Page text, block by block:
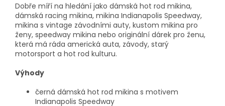
Dobře míří na hledání jako dámská hot rod mikina,
dámská racing mikina, mikina Indianapolis Speedway,
mikina s vintage závodními auty, kustom mikina pro
ženy, speedway mikina nebo originální dárek pro ženu,
která má ráda americká auta, závody, starý
motorsport a hot rod kulturu.
Výhody
černá dámská hot rod mikina s motivem
Indianapolis Speedway